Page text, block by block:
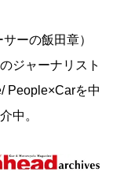
ーの飯田章）
ジャーナリスト
People×Carを中
中。